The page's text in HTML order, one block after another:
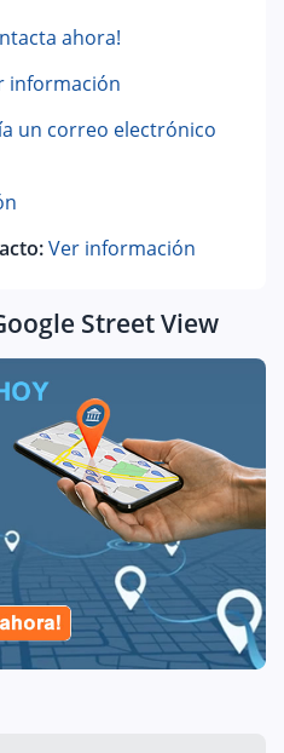
ahora!
información
un correo electrónico
Ver información
Street View